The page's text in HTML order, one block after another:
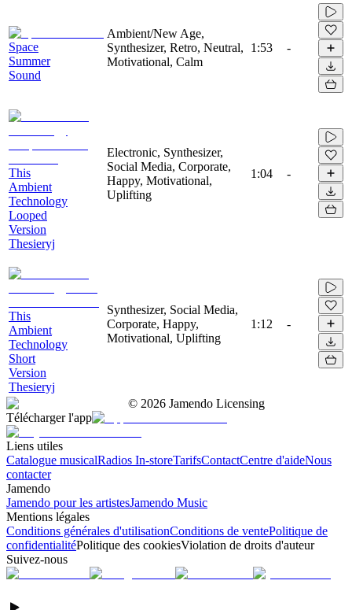
Space
Summer
Sound
Ambient/New Age,
Synthesizer, Retro, Neutral,
Motivational, Calm
1:53 -
This
Ambient
Technology
Looped
Version
Thesieryj
Electronic, Synthesizer,
Social Media, Corporate,
Happy, Motivational,
Uplifting
1:04 -
This
Ambient
Technology
Short
Version
Thesieryj
Synthesizer, Social Media,
Corporate, Happy,
Motivational, Uplifting
1:12 -
© 2026 Jamendo Licensing
Télécharger l'app
Liens utiles
Catalogue musicalRadios In-storeTarifsContactCentre d'aideNous
contacter
Jamendo
Jamendo pour les artistesJamendo Music
Mentions légales
Conditions générales d'utilisationConditions de ventePolitique de
confidentialitéPolitique des cookiesViolation de droits d'auteur
Suivez-nous